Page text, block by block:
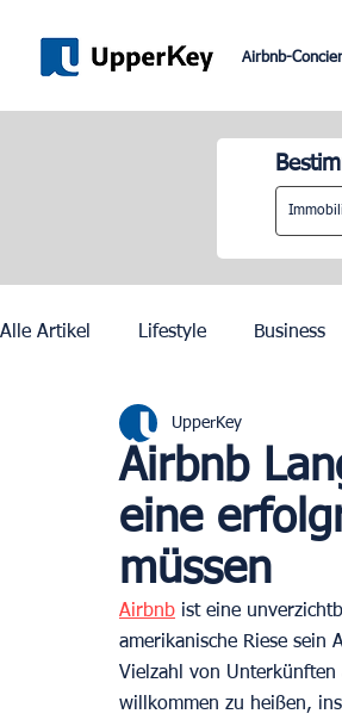
Airbnb-
Alle Artikel Lifestyle Business
Rom Dubai
Olympische Spiele 2024 in Paris
Airbnb
eine
müssen
UpperKey
Airbnb ist eine
amerikanische Riese sein
Vielzahl von Unterkünften
willkommen zu heißen,